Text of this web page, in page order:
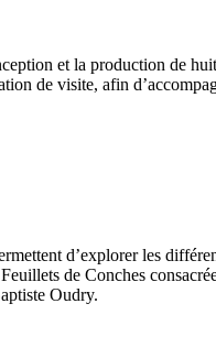
et la production de
de visite, afin
d’explorer les
de Conches
Oudry.